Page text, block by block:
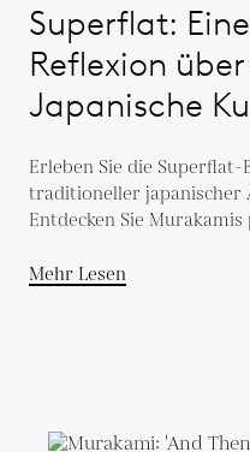
Superflat:
Reflexion
Japanische
Erleben Sie die Superflat-
traditioneller
Entdecken Sie Murakamis
Mehr Lesen